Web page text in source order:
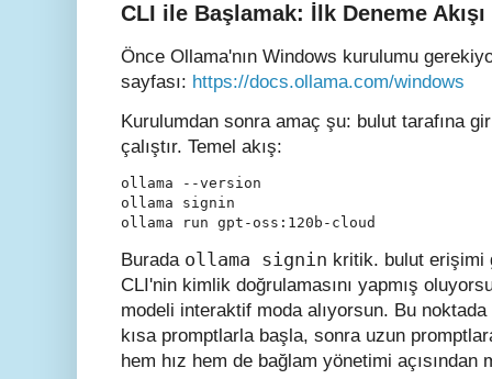
CLI ile Başlamak: İlk Deneme
Önce Ollama'nın Windows kurulumu
sayfası: https://docs.ollama.com/windows
Kurulumdan sonra amaç şu: bulut tarafına
çalıştır. Temel akış:
ollama --version
ollama signin
ollama run gpt-oss:120b-cloud
Burada ollama signin kritik. bulut erişimi
CLI'nin kimlik doğrulamasını yapmış
modeli interaktif moda alıyorsun. Bu
kısa promptlarla başla, sonra uzun
hem hız hem de bağlam yönetimi açısından